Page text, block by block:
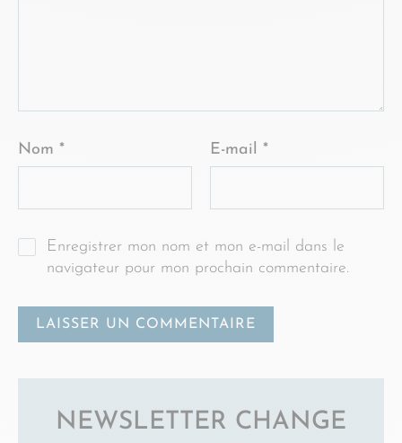
Nom * E-mail *
Enregistrer mon nom et mon e-mail dans le
navigateur pour mon prochain commentaire.
NEWSLETTER CHANGE